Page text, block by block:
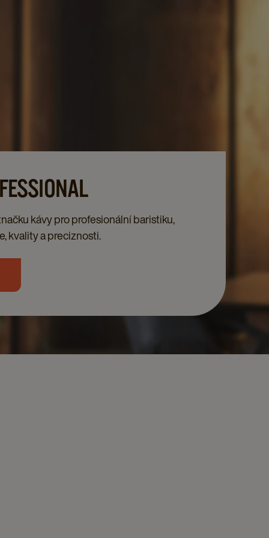
kávy pro profesionální baristiku,
kvality a preciznosti.​